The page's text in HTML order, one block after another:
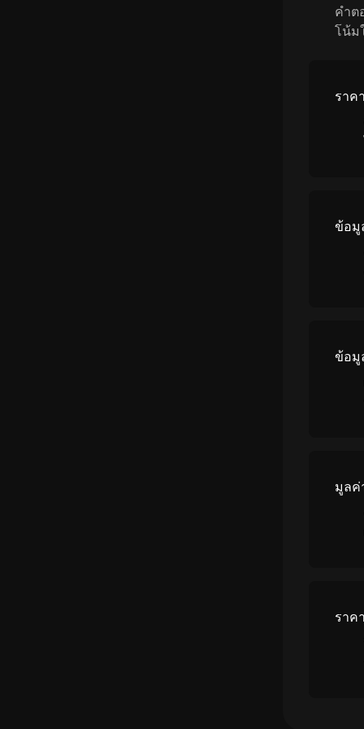
คำต
โน้ม
ราค
ข้อมู
ข้อมู
มูลค่
ราค